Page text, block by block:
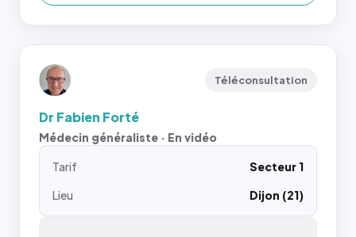
Téléconsultation
Dr Fabien Forté
Médecin généraliste · En vidéo
Tarif
Secteur 1
Lieu
Dijon (21)